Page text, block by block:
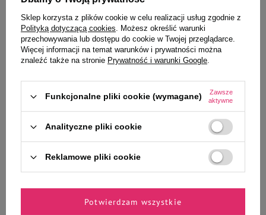
To także ucieszy Twojego
pupila
MAU Mus Karma mokra dla kota
kaczka z tymiankiem i kocimiętką
4,03 zł 47,41 zł / kg
- +
Do koszyka
MAU Mus Karma mokra dla kota
sterylizowanego dziczyzna z
4,03 zł 47,41 zł / kg
- +
Do koszyka
Sklep korzysta z plików cookie w celu realizacji usług zgodnie z
Polityką dotyczącą cookies. Możesz określić warunki
przechowywania lub dostępu do cookie w Twojej przeglądarce.
Więcej informacji na temat warunków i prywatności można
znaleźć także na stronie Prywatność i warunki Google.
Funkcjonalne pliki cookie (wymagane)
Zawsze
aktywne
Analityczne pliki cookie
Reklamowe pliki cookie
Potwierdzam wszystkie